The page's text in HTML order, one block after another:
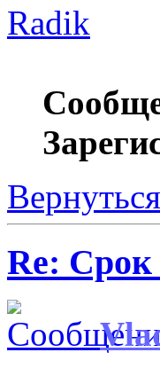
Radik
Re: Срок